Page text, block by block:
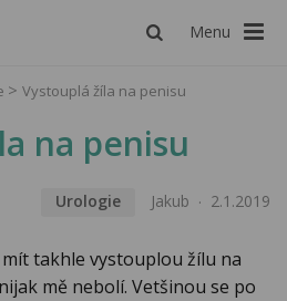
Menu
Vystouplá žíla na penisu
na penisu
Urologie Jakub 2.1.2019
takhle vystouplou žílu na
mě nebolí. Vetšinou se po